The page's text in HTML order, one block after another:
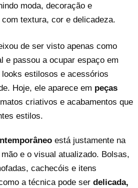
moda, decoração e
textura, cor e delicadeza.
de ser visto apenas como
e passou a ocupar espaço em
estilosos e acessórios
Hoje, ele aparece em peças
criativos e acabamentos que
estilos.
está justamente na
e o visual atualizado. Bolsas,
cachecóis e itens
a técnica pode ser delicada,